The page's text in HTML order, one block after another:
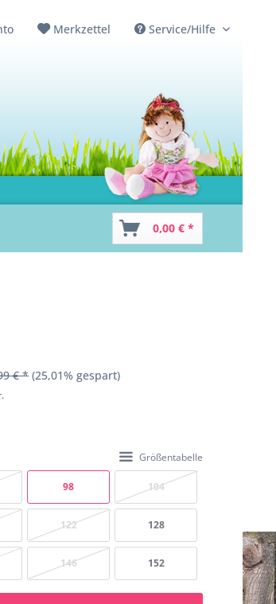
Merkzettel Service/Hilfe
0,00 € *
€ * (25,01% gespart)
Größentabelle
98 104
122 128
146 152